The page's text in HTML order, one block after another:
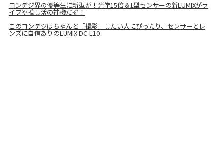
コンデジ界の優等生に新型が！光学15倍＆1型センサーの新LUMIXがラ
イブや推し活の神機だぞ！
このコンデジはちゃんと「撮影」したい人にぴったり、センサーとレ
ンズに自信ありのLUMIX DC-L10